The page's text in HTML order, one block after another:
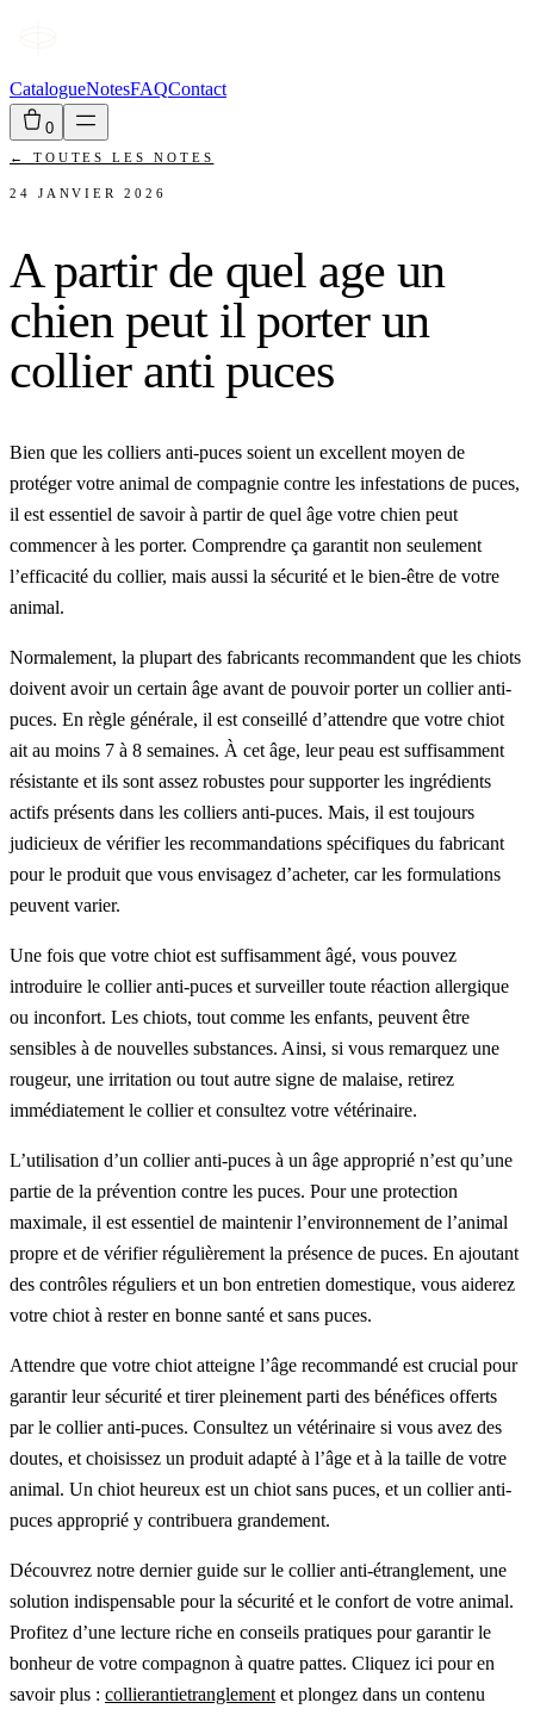
CatalogueNotesFAQContact
0
← TOUTES LES NOTES
24 JANVIER 2026
A partir de quel age un
chien peut il porter un
collier anti puces
Bien que les colliers anti-puces soient un excellent moyen de
protéger votre animal de compagnie contre les infestations de puces,
il est essentiel de savoir à partir de quel âge votre chien peut
commencer à les porter. Comprendre ça garantit non seulement
l’efficacité du collier, mais aussi la sécurité et le bien-être de votre
animal.
Normalement, la plupart des fabricants recommandent que les chiots
doivent avoir un certain âge avant de pouvoir porter un collier anti-
puces. En règle générale, il est conseillé d’attendre que votre chiot
ait au moins 7 à 8 semaines. À cet âge, leur peau est suffisamment
résistante et ils sont assez robustes pour supporter les ingrédients
actifs présents dans les colliers anti-puces. Mais, il est toujours
judicieux de vérifier les recommandations spécifiques du fabricant
pour le produit que vous envisagez d’acheter, car les formulations
peuvent varier.
Une fois que votre chiot est suffisamment âgé, vous pouvez
introduire le collier anti-puces et surveiller toute réaction allergique
ou inconfort. Les chiots, tout comme les enfants, peuvent être
sensibles à de nouvelles substances. Ainsi, si vous remarquez une
rougeur, une irritation ou tout autre signe de malaise, retirez
immédiatement le collier et consultez votre vétérinaire.
L’utilisation d’un collier anti-puces à un âge approprié n’est qu’une
partie de la prévention contre les puces. Pour une protection
maximale, il est essentiel de maintenir l’environnement de l’animal
propre et de vérifier régulièrement la présence de puces. En ajoutant
des contrôles réguliers et un bon entretien domestique, vous aiderez
votre chiot à rester en bonne santé et sans puces.
Attendre que votre chiot atteigne l’âge recommandé est crucial pour
garantir leur sécurité et tirer pleinement parti des bénéfices offerts
par le collier anti-puces. Consultez un vétérinaire si vous avez des
doutes, et choisissez un produit adapté à l’âge et à la taille de votre
animal. Un chiot heureux est un chiot sans puces, et un collier anti-
puces approprié y contribuera grandement.
Découvrez notre dernier guide sur le collier anti-étranglement, une
solution indispensable pour la sécurité et le confort de votre animal.
Profitez d’une lecture riche en conseils pratiques pour garantir le
bonheur de votre compagnon à quatre pattes. Cliquez ici pour en
savoir plus : collierantietranglement et plongez dans un contenu